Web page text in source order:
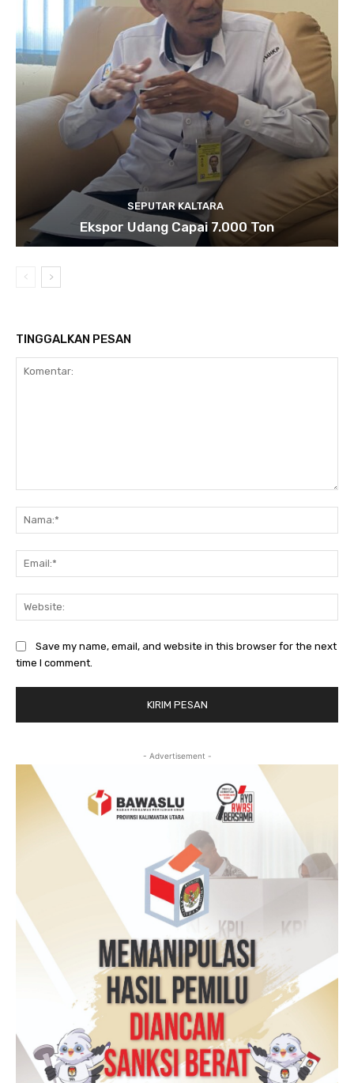
SEPUTAR KALTARA
Ekspor Udang Capai 7.000 Ton
TINGGALKAN PESAN
Save my name, email, and website in this browser for the next
time I comment.
- Advertisement -